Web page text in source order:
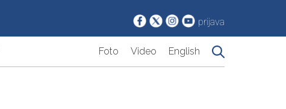
prijava
Foto Video English